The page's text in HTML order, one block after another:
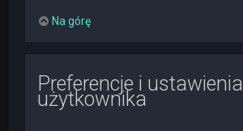
Na górę
Preferencje i ustawienia
użytkownika